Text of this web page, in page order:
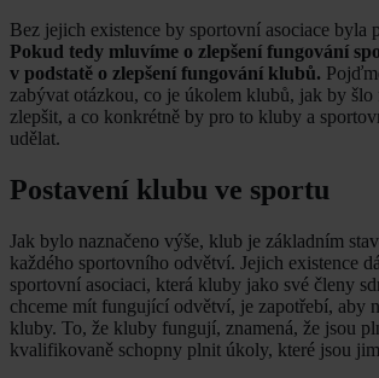
Bez jejich existence by sportovní asociace byla
Pokud tedy mluvíme o zlepšení fungování
v podstatě o zlepšení fungování klubů.
zabývat otázkou, co je úkolem klubů, jak by
zlepšit, a co konkrétně by pro to kluby a
udělat.
Postavení klubu ve sportu
Jak bylo naznačeno výše, klub je základním
každého sportovního odvětví. Jejich existence
sportovní asociaci, která kluby jako své členy
chceme mít fungující odvětví, je zapotřebí, aby
kluby. To, že kluby fungují, znamená, že jsou
kvalifikovaně schopny plnit úkoly, které jsou